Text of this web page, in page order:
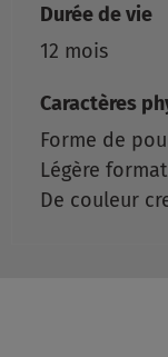
Durée de vie
12 mois
Caractères
Forme de
Légère
De couleur